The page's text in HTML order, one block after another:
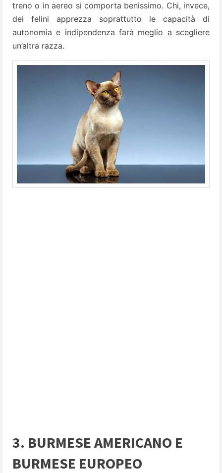
treno o in aereo si comporta benissimo. Chi, invece,
dei felini apprezza soprattutto le capacità di
autonomia e indipendenza farà meglio a scegliere
un’altra razza.
3. BURMESE AMERICANO E
BURMESE EUROPEO